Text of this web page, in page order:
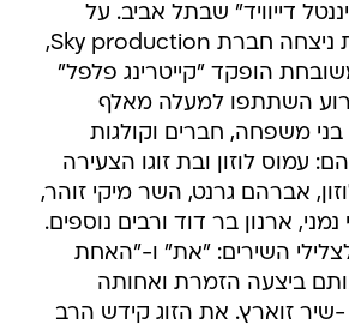
דייוויד" שבתל אביב. על
ההפקה המוקפדת ניצחה חברת Sky production,
הופקד "קייטרינג פלפל"
השתתפו למעלה מאלף
בני משפחה, חברים וקולגות
עמוס לוזון ובת זוגו הצעירה
אברהם גרנט, השר מיקי זוהר,
ארנון בר דוד ורבים נוספים.
השירים: "את" ו-"האחת
ביצעה הזמרת ואחותה
זוארץ. את הזוג קידש הרב